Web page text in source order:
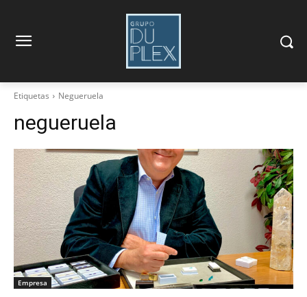
Etiquetas Negueruela
negueruela
Empresa